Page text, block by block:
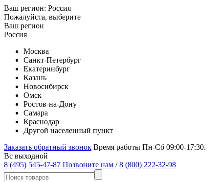
Ваш регион: Россия
Пожалуйста, выберите
Ваш регион
Россия
Москва
Санкт-Петербург
Екатеринбург
Казань
Новосибирск
Омск
Ростов-на-Дону
Самара
Краснодар
Другой населенный пункт
Заказать обратный звонок Время работы Пн-Сб 09:00-17:30.
Вс выходной
8 (495) 545-47-87 Позвоните нам / 8 (800) 222-32-98